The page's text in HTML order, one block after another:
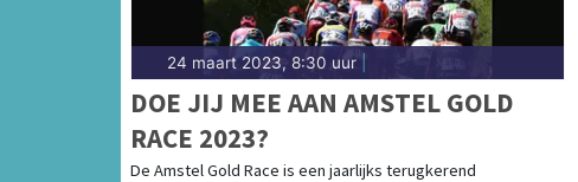
24 maart 2023, 8:30 uur
DOE JIJ MEE AAN AMSTEL GOLD
RACE 2023?
De Amstel Gold Race is een jaarlijks terugkerend